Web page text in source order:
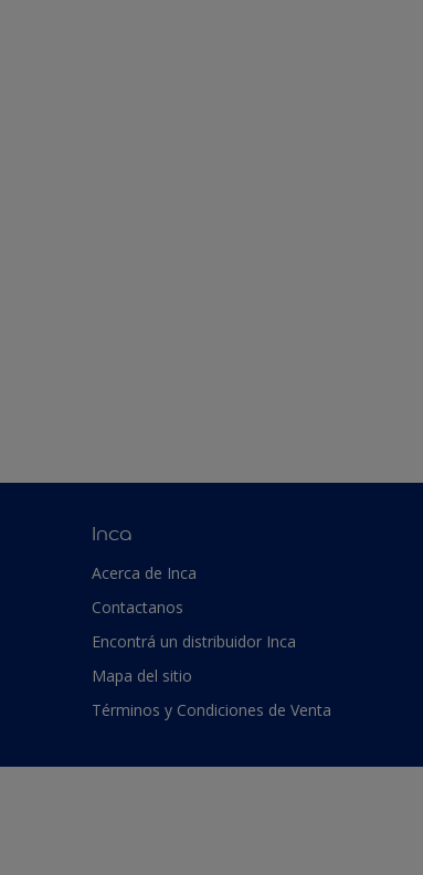
Inca
Acerca de Inca
Contactanos
Encontrá un distribuidor Inca
Mapa del sitio
Términos y Condiciones de Venta